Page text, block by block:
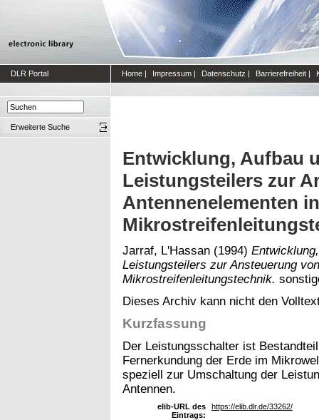
DLR Portal Home | Impressum | Datenschutz | Barrierefreiheit |
Erweiterte Suche
Entwicklung, Aufbau
Leistungsteilers zur
Antennenelementen in
Jarraf, L'Hassan (1994)
Leistungsteilers zur Ansteuerung
Mikrostreifenleitungstechnik.
Dieses Archiv kann nicht den
Kurzfassung
Der Leistungsschalter ist
Fernerkundung der Erde im
speziell zur Umschaltung der
Antennen.
elib-URL des
Eintrags:
https://elib.dlr.de/33262/